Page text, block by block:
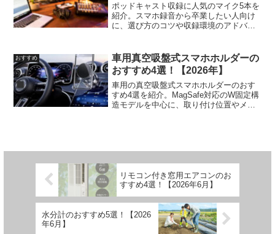
ポッドキャスト収録に人気のマイク5本を
紹介。スマホ録音から卒業したい人向け
に、選び方のコツや収録環境のアドバイ
おすすめ
車用真空吸盤式スマホホルダーの
おすすめ4選！【2026年】
車用の真空吸盤式スマホホルダーのおす
すめ4選を紹介。MagSafe対応のW固定構
造モデルを中心に、取り付け位置やメン
リモコン付き窓用エアコンのお
すすめ4選！【2026年6月】
水分計のおすすめ5選！【2026
年6月】